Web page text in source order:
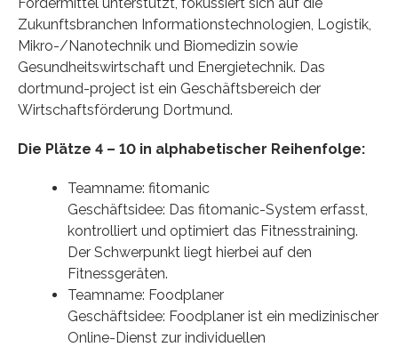
Zukunftsbranchen Informationstechnologien, Logistik,
Mikro-/Nanotechnik und Biomedizin sowie
Gesundheitswirtschaft und Energietechnik. Das
dortmund-project ist ein Geschäftsbereich der
Wirtschaftsförderung Dortmund.
Die Plätze 4 – 10 in alphabetischer Reihenfolge:
Teamname: fitomanic
Geschäftsidee: Das fitomanic-System erfasst,
kontrolliert und optimiert das Fitnesstraining.
Der Schwerpunkt liegt hierbei auf den
Fitnessgeräten.
Teamname: Foodplaner
Geschäftsidee: Foodplaner ist ein medizinischer
Online-Dienst zur individuellen